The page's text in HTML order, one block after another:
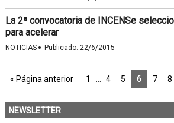
La 2ª convocatoria de INCENSe
para acelerar
NOTICIAS · Publicado: 22/6/2015
« Página anterior 1 4 5 6 7 8
NEWSLETTER